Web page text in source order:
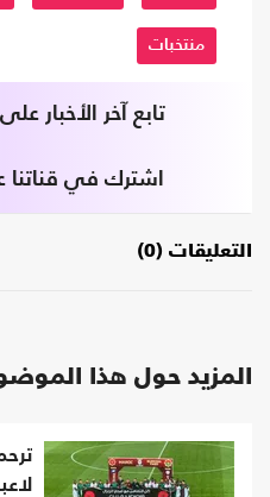
منتخبات
تابع آخر الأخبار
اشترك في قناتنا
التعليقات (0)
المزيد حول هذا